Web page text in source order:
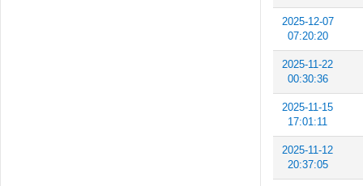
2025-12-07
07:20:20
2025-11-22
00:30:36
2025-11-15
17:01:11
2025-11-12
20:37:05